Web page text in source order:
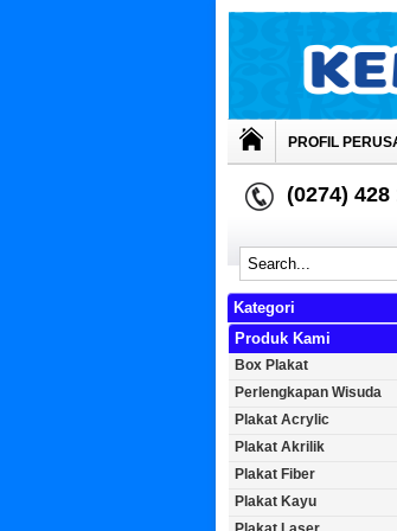
PROFIL
(0274) 428
Kategori
Produk Kami
Box Plakat
Perlengkapan Wisuda
Plakat Acrylic
Plakat Akrilik
Plakat Fiber
Plakat Kayu